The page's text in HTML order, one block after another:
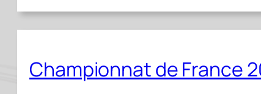
Championnat de France